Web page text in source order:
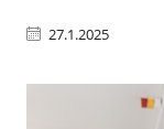
27.1.2025